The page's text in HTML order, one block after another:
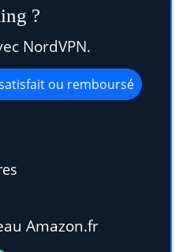
?
NordVPN.
ou remboursé
Amazon.fr